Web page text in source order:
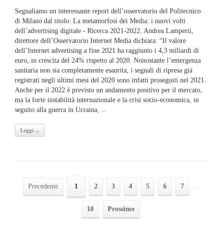
Segnaliamo un interessante report dell’osservatorio del Politecnico
di Milano dal titolo: La metamorfosi dei Media: i nuovi volti
dell’advertising digitale - Ricerca 2021-2022. Andrea Lamperti,
direttore dell’Osservatorio Internet Media dichiara: “Il valore
dell’Internet advertising a fine 2021 ha raggiunto i 4,3 miliardi di
euro, in crescita del 24% rispetto al 2020. Nonostante l’emergenza
sanitaria non sia completamente esaurita, i segnali di ripresa già
registrati negli ultimi mesi del 2020 sono infatti proseguiti nel 2021.
Anche per il 2022 è previsto un andamento positivo per il mercato,
ma la forte instabilità internazionale e la crisi socio-economica, in
seguito alla guerra in Ucraina, ...
Leggi ...
Precedente 1 2 3 4 5 6 7
10 Prossimo